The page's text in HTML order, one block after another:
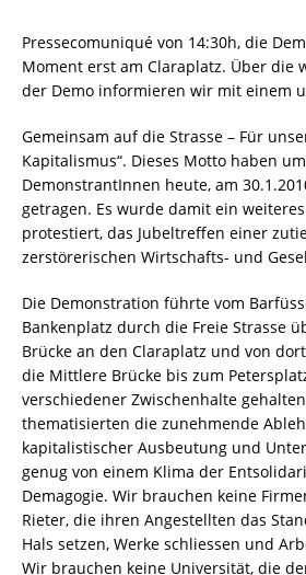
Pressecomuniqué von 14:30h, die
Moment erst am Claraplatz. Über die
der Demo informieren wir mit einem
Gemeinsam auf die Strasse – Für
Kapitalismus“. Dieses Motto haben
DemonstrantInnen heute, am
getragen. Es wurde damit ein weiteres
protestiert, das Jubeltreffen einer
zerstörerischen Wirtschafts- und
Die Demonstration führte vom
Bankenplatz durch die Freie Strasse
Brücke an den Claraplatz und von
die Mittlere Brücke bis zum
verschiedener Zwischenhalte
thematisierten die zunehmende
kapitalistischer Ausbeutung und
genug von einem Klima der
Demagogie. Wir brauchen keine
Rieter, die ihren Angestellten das
Hals setzen, Werke schliessen und
Wir brauchen keine Universität, die